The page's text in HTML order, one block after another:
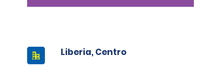
Liberia, Centro